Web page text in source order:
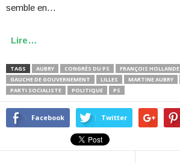
semble en…
Lire…
TAGS AUBRY CONGRÈS DU PS FRANÇOIS HOLLANDE
GAUCHE DE GOUVERNEMENT
LILLES MARTINE AUBRY
PARTI SOCIALISTE
POLITIQUE PS
Facebook Twitter